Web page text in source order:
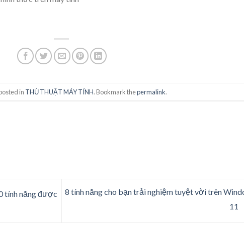
in THỦ THUẬT MÁY TÍNH. Bookmark thepermalink.
tính năng được
8 tính năng cho bạn trải nghiệm tuyệt vời trên
11